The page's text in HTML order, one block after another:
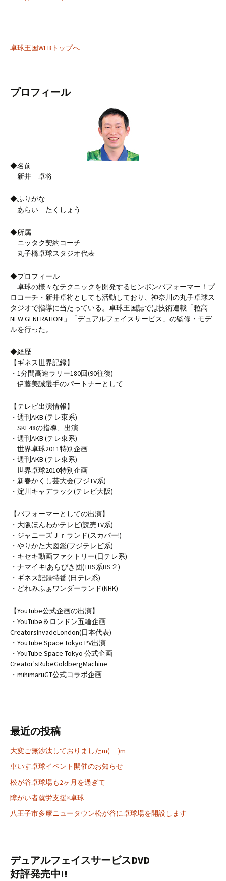
卓球王国WEBトップへ
プロフィール
◆名前
新井 卓将
◆ふりがな
あらい たくしょう
◆所属
ニッタク契約コーチ
丸子橋卓球スタジオ代表
◆プロフィール
卓球の様々なテクニックを開発するピンポンパフォーマー！プ
ロコーチ・新井卓将としても活動しており、神奈川の丸子卓球ス
タジオで指導に当たっている。卓球王国誌では技術連載「粒高
NEW GENERATION!」「デュアルフェイスサービス」の監修・モデ
ルを行った。
◆経歴
【ギネス世界記録】
・1分間高速ラリー180回(90往復)
伊藤美誠選手のパートナーとして
【テレビ出演情報】
・週刊AKB (テレ東系)
SKE48の指導、出演
・週刊AKB (テレ東系)
世界卓球2011特別企画
・週刊AKB (テレ東系)
世界卓球2010特別企画
・新春かくし芸大会(フジTV系)
・淀川キャデラック(テレビ大阪)
【パフォーマーとしての出演】
・大阪ほんわかテレビ(読売TV系)
・ジャニーズＪｒランド(スカパー!)
・やりかた大図鑑(フジテレビ系)
・キセキ動画ファクトリー(日テレ系)
・ナマイキ!あらびき団(TBS系BS２)
・ギネス記録特番 (日テレ系)
・どれみふぁワンダーランド(NHK)
【YouTube公式企画の出演】
・YouTube＆ロンドン五輪企画
CreatorsInvadeLondon(日本代表)
・YouTube Space Tokyo PV出演
・YouTube Space Tokyo 公式企画
Creator'sRubeGoldbergMachine
・mihimaruGT公式コラボ企画
最近の投稿
大変ご無沙汰しておりましたm(_ _)m
車いす卓球イベント開催のお知らせ
松が谷卓球場も2ヶ月を過ぎて
障がい者就労支援×卓球
八王子市多摩ニュータウン松が谷に卓球場を開設します
デュアルフェイスサービスDVD
好評発売中!!